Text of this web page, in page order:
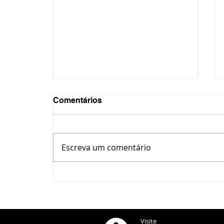
Ponta Grossa
Comentários
Escreva um comentário
Visite